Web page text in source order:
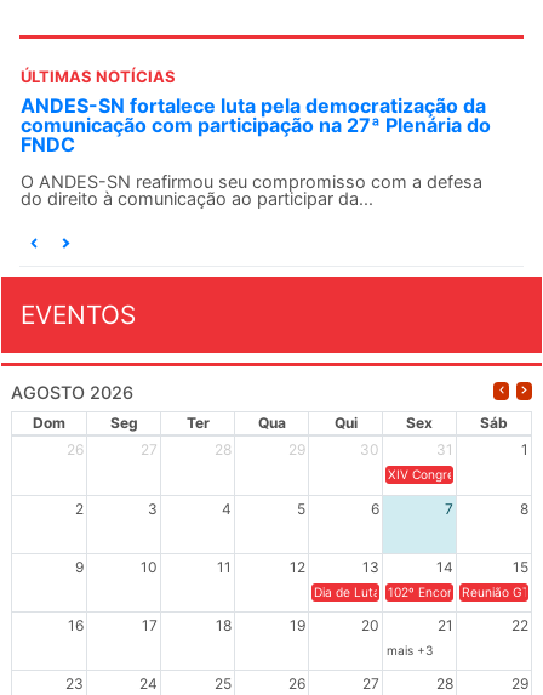
ÚLTIMAS NOTÍCIAS
Fonasefe denuncia desigualdade de até 182% em
auxílios pagos a servidores do Executivo
dos direitos do funcionalismo federal é...
EVENTOS
AGOSTO 2026
Dom Seg Ter Qua Qui Sex
Sáb
26
27 28 29 30 31 1
XIV Congresso Brasileiro
2 3 4 5 6 7 8
9 10 11 12 13 14 15
Dia de Luta em Defesa de Cuba e da
102º Encontro da
Reunião
16 17 18 19 20 21 22
mais +3
23 24 25 26 27 28 29